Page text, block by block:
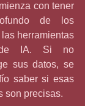
con tener
de los
herramientas
de IA. Si no
sus datos, se
saber si esas
son precisas.